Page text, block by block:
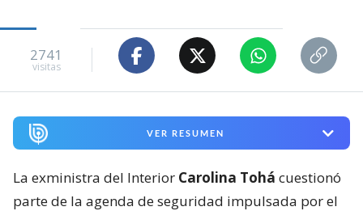
2741
visitas
VER RESUMEN
La exministra del Interior Carolina Tohá cuestionó
parte de la agenda de seguridad impulsada por el